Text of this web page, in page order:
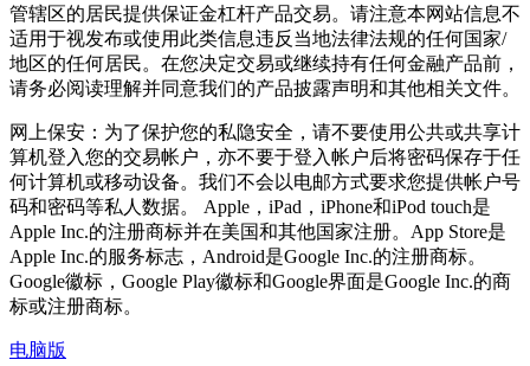
管辖区的居民提供保证金杠杆产品交易。请注意本网站信息不
适用于视发布或使用此类信息违反当地法律法规的任何国家/
地区的任何居民。在您决定交易或继续持有任何金融产品前，
请务必阅读理解并同意我们的产品披露声明和其他相关文件。
网上保安：为了保护您的私隐安全，请不要使用公共或共享计
算机登入您的交易帐户，亦不要于登入帐户后将密码保存于任
何计算机或移动设备。我们不会以电邮方式要求您提供帐户号
码和密码等私人数据。 Apple，iPad，iPhone和iPod touch是
Apple Inc.的注册商标并在美国和其他国家注册。App Store是
Apple Inc.的服务标志，Android是Google Inc.的注册商标。
Google徽标，Google Play徽标和Google界面是Google Inc.的商
标或注册商标。
电脑版